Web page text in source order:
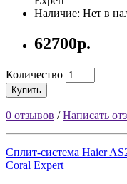
Наличие: Нет в
62700р.
Количество
Купить
0 отзывов /Написать
Сплит-система Haier
Coral Expert